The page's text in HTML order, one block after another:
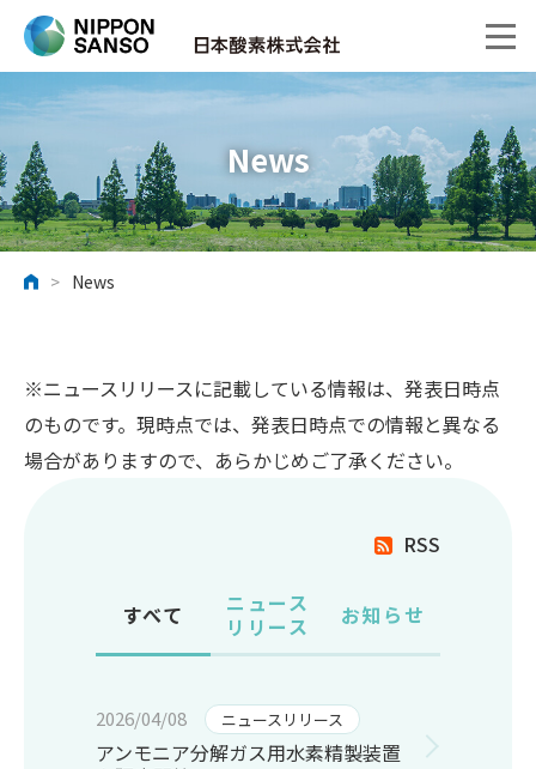
News
ホーム
> News
※ニュースリリースに記載している情報は、発表日時点
のものです。現時点では、発表日時点での情報と異なる
場合がありますので、あらかじめご了承ください。
RSS
すべて
ニュース
リリース
お知らせ
2026/04/08 ニュースリリース
アンモニア分解ガス用水素精製装置